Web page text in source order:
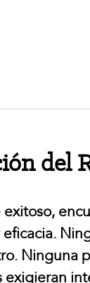
del
Ninguna